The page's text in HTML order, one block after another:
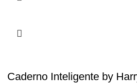
Caderno Inteligente by